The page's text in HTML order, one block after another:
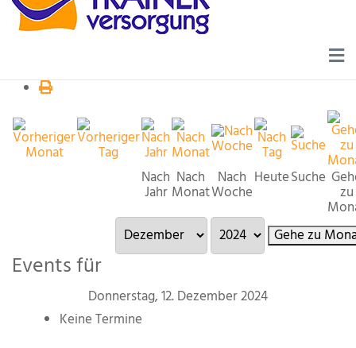
Nach
Jahr
Nach
Monat
Nach
Woche
HeuteSuche
zu
Gehe zu
Events für
Donnerstag, 12. Dezember 2024
Keine Termine